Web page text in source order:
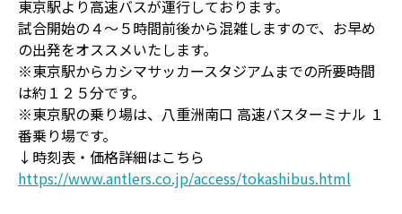
東京駅より高速バスが運行しております。
試合開始の４～５時間前後から混雑しますので、お早め
の出発をオススメいたします。
※東京駅からカシマサッカースタジアムまでの所要時間
は約１２５分です。
※東京駅の乗り場は、八重洲南口 高速バスターミナル １
番乗り場です。
↓時刻表・価格詳細はこちら
https://www.antlers.co.jp/access/tokashibus.html